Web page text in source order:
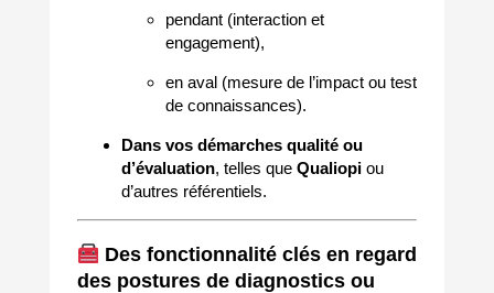
pendant (interaction et
engagement),
en aval (mesure de l’impact ou test
de connaissances).
Dans vos démarches qualité ou
d’évaluation, telles que Qualiopi ou
d’autres référentiels.
Des fonctionnalité clés en regard
des postures de diagnostics ou